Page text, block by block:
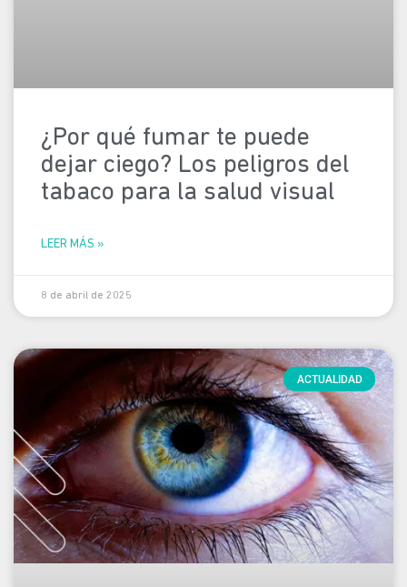
¿Por qué fumar te puede
dejar ciego? Los peligros del
tabaco para la salud visual
LEER MÁS »
8 de abril de 2025
ACTUALIDAD